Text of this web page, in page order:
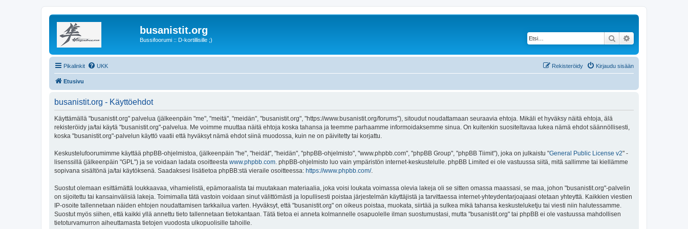
busanistit.org
Bussifoorumi :: D-kortillisille ;) Etsi
Pikalinkit UKK Kirjaudu sisään
Rekisteröidy
Etusivu
busanistit.org - Käyttöehdot
Käyttämällä "busanistit.org" palvelua (jälkeenpäin "me", "meitä", "meidän", "busanistit.org", "https://www.busanistit.org/forums"), sitoudut noudattamaan seuraavia ehtoja. Mikäli et hyväksy näitä ehtoja, älä
rekisteröidy ja/tai käytä "busanistit.org"-palvelua. Me voimme muuttaa näitä ehtoja koska tahansa ja teemme parhaamme informoidaksemme sinua. On kuitenkin suositeltavaa lukea nämä ehdot säännöllisesti,
koska "busanistit.org"-palvelun käyttö vaatii että hyväksyt nämä ehdot siinä muodossa, kuin ne on päivitetty tai korjattu.
Keskustelufoorumimme käyttää phpBB-ohjelmistoa, (jälkeenpäin "he", "heidät", "heidän", "phpBB-ohjelmisto", "www.phpbb.com", "phpBB Group", "phpBB Tiimit"), joka on julkaistu "General Public License v2" -
lisenssillä (jälkeenpäin "GPL") ja se voidaan ladata osoitteesta www.phpbb.com . phpBB-ohjelmisto luo vain ympäristön internet-keskustelulle. phpBB Limited ei ole vastuussa siitä, mitä sallimme tai kiellämme
sopivana sisältönä ja/tai käytöksenä. Saadaksesi lisätietoa phpBB:stä vieraile osoitteessa: https://www.phpbb.com/.
Suostut olemaan esittämättä loukkaavaa, vihamielistä, epämoraalista tai muutakaan materiaalia, joka voisi loukata voimassa olevia lakeja oli se sitten omassa maassasi, se maa, johon "busanistit.org"-palvelin
on sijoitettu tai kansainvälisiä lakeja. Toimimalla tätä vastoin voidaan sinut välittömästi ja lopullisesti poistaa järjestelmän käyttäjistä ja tarvittaessa internet-yhteydentarjoajaasi otetaan yhteyttä. Kaikkien viestien
IP-osoite tallennetaan näiden ehtojen noudattamisen tarkkailua varten. Hyväksyt, että "busanistit.org" on oikeus poistaa, muokata, siirtää ja sulkea mikä tahansa keskusteluketju tai viesti niin halutessamme.
Suostut myös siihen, että kaikki yllä annettu tieto tallennetaan tietokantaan. Tätä tietoa ei anneta kolmannelle osapuolelle ilman suostumustasi, mutta "busanistit.org" tai phpBB ei ole vastuussa mahdollisen
tietoturvamurron aiheuttamasta tietojen vuodosta ulkopuolisille tahoille.